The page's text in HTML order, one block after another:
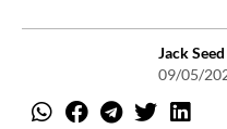
Jack Seed
09/05/